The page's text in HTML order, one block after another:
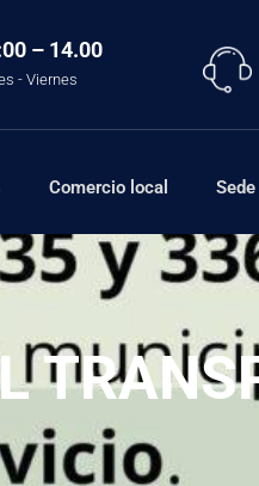
– 14.00
- Viernes
Comercio local